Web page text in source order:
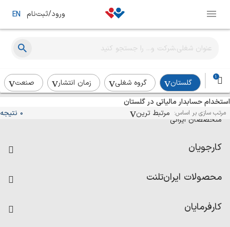
ورود/ثبت‌نام EN
1
گلستان گروه شغلی زمان انتشار
صنعت
استخدام حسابدار مالیاتی در گلستان
مرتب سازی بر اساس: مرتبط ترین 0 نتیجه
آگهی‌های استخدام و همکاری برای
متخصصان ایرانی
کارجویان
رزومه ساز
امتیاز شرکت‌ها
محصولات ایران‌تلنت
کارفرمایان